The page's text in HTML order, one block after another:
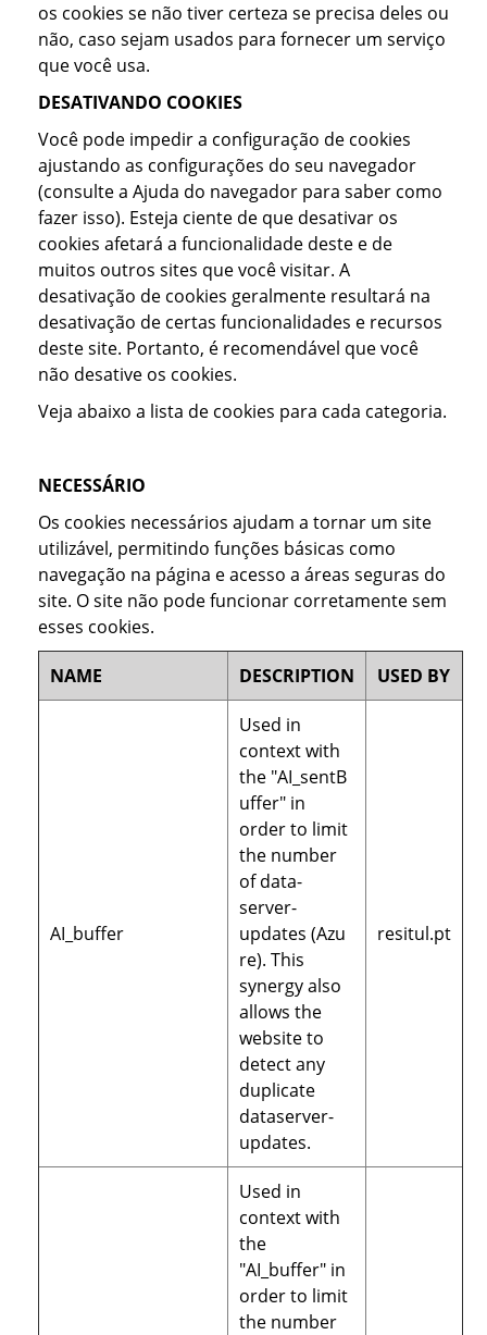
os cookies se não tiver certeza se precisa deles ou
não, caso sejam usados para fornecer um serviço
que você usa.
DESATIVANDO COOKIES
Você pode impedir a configuração de cookies
ajustando as configurações do seu navegador
(consulte a Ajuda do navegador para saber como
fazer isso). Esteja ciente de que desativar os
cookies afetará a funcionalidade deste e de
muitos outros sites que você visitar. A
desativação de cookies geralmente resultará na
desativação de certas funcionalidades e recursos
deste site. Portanto, é recomendável que você
não desative os cookies.
Veja abaixo a lista de cookies para cada categoria.
NECESSÁRIO
Os cookies necessários ajudam a tornar um site
utilizável, permitindo funções básicas como
navegação na página e acesso a áreas seguras do
site. O site não pode funcionar corretamente sem
esses cookies.
NAME DESCRIPTION USED BY
AI_buffer
Used in
context with
the "AI_sentB
uffer" in
order to limit
the number
of data-
server-
updates (Azu
re). This
synergy also
allows the
website to
detect any
duplicate
dataserver-
updates.
resitul.pt
Used in
context with
the
"AI_buffer" in
order to limit
the number